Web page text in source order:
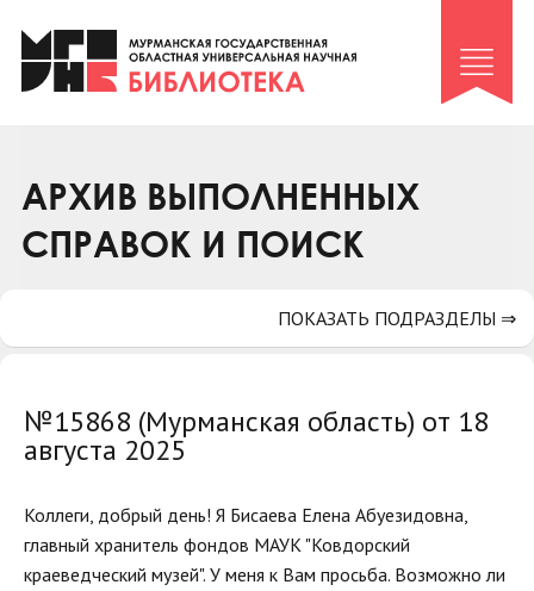
Клуб «Гиря и сельдерей»
Клуб «Семейный архив»
Коллегам
Контакты
АРХИВ ВЫПОЛНЕННЫХ
СПРАВОК И ПОИСК
№15868 (Мурманская область) от 18
августа 2025
Коллеги, добрый день! Я Бисаева Елена Абуезидовна,
главный хранитель фондов МАУК "Ковдорский
краеведческий музей". У меня к Вам просьба. Возможно ли
ПОКАЗАТЬ ПОДРАЗДЕЛЫ ⇒